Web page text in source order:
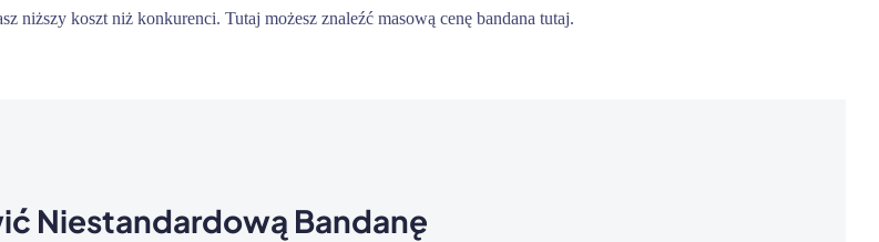
niższy koszt niż konkurenci. Tutaj możesz znaleźć masową cenę bandana tutaj.
Niestandardową Bandanę